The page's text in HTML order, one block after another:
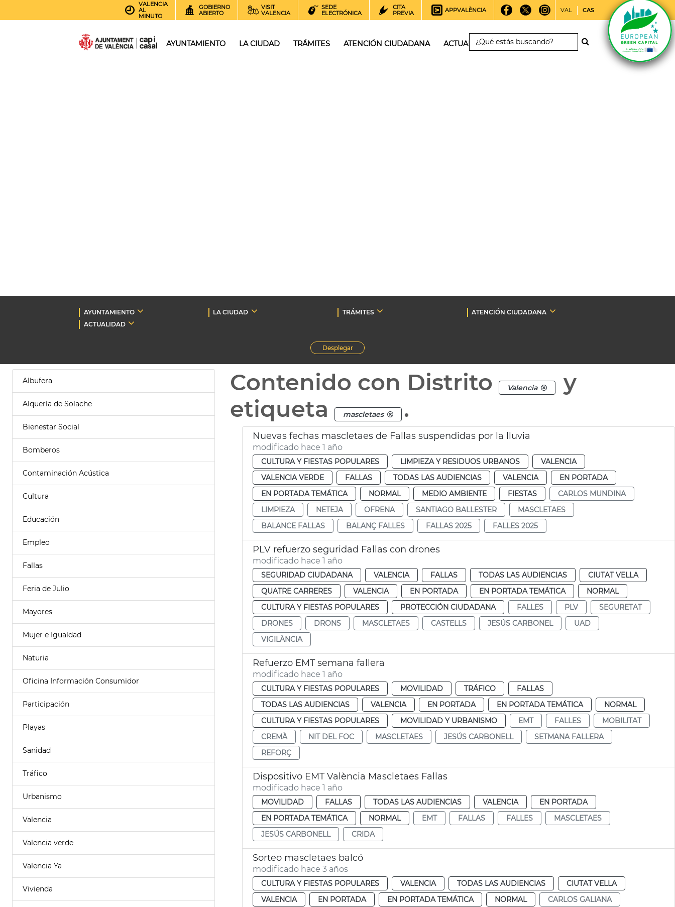
VALENCIA
AL
MINUTO
GOBIERNO
ABIERTO
VISIT
VALENCIA
SEDE
ELECTRÓNICA
CITA
PREVIA
APPVALÈNCIA VAL CAS
AYUNTAMIENTO LA CIUDAD TRÁMITES ATENCIÓN CIUDADANA ACTUALIDAD
AYUNTAMIENTO LA CIUDAD TRÁMITES
ATENCIÓN CIUDADANA
ACTUALIDAD
Desplegar
Albufera
Alquería de Solache
Bienestar Social
Bomberos
Contaminación Acústica
Cultura
Educación
Empleo
Fallas
Feria de Julio
Mayores
Mujer e Igualdad
Naturia
Oficina Información Consumidor
Participación
Playas
Sanidad
Tráfico
Urbanismo
Valencia
Valencia verde
Valencia Ya
Vivienda
Contenido con Distrito Valencia
y
etiqueta
mascletaes .
Nuevas fechas mascletaes de Fallas suspendidas por la lluvia
modificado hace 1 año
CULTURA Y FIESTAS POPULARES LIMPIEZA Y RESIDUOS URBANOS
VALENCIA
VALENCIA VERDE
FALLAS TODAS LAS AUDIENCIAS VALENCIA
EN PORTADA
EN PORTADA TEMÁTICA
NORMAL MEDIO AMBIENTE FIESTAS
CARLOS MUNDINA
LIMPIEZA
NETEJA OFRENA SANTIAGO BALLESTER
MASCLETAES
BALANCE FALLAS
BALANÇ FALLES FALLAS 2025 FALLES 2025
PLV refuerzo seguridad Fallas con drones
modificado hace 1 año
SEGURIDAD CIUDADANA VALENCIA FALLAS TODAS LAS AUDIENCIAS
CIUTAT VELLA
QUATRE CARRERES
VALENCIA EN PORTADA EN PORTADA TEMÁTICA
NORMAL
CULTURA Y FIESTAS POPULARES
PROTECCIÓN CIUDADANA FALLES PLV
SEGURETAT
DRONES
DRONS MASCLETAES CASTELLS JESÚS CARBONEL
UAD
VIGILÀNCIA
Refuerzo EMT semana fallera
modificado hace 1 año
CULTURA Y FIESTAS POPULARES MOVILIDAD TRÁFICO
FALLAS
TODAS LAS AUDIENCIAS
VALENCIA EN PORTADA EN PORTADA TEMÁTICA
NORMAL
CULTURA Y FIESTAS POPULARES
MOVILIDAD Y URBANISMO EMT FALLES
MOBILITAT
CREMÀ
NIT DEL FOC MASCLETAES JESÚS CARBONELL
SETMANA FALLERA
REFORÇ
Dispositivo EMT València Mascletaes Fallas
modificado hace 1 año
MOVILIDAD FALLAS TODAS LAS AUDIENCIAS VALENCIA
EN PORTADA
EN PORTADA TEMÁTICA
NORMAL EMT FALLAS FALLES
MASCLETAES
JESÚS CARBONELL
CRIDA
Sorteo mascletaes balcó
modificado hace 3 años
CULTURA Y FIESTAS POPULARES VALENCIA TODAS LAS AUDIENCIAS
CIUTAT VELLA
VALENCIA
EN PORTADA EN PORTADA TEMÁTICA NORMAL
CARLOS GALIANA